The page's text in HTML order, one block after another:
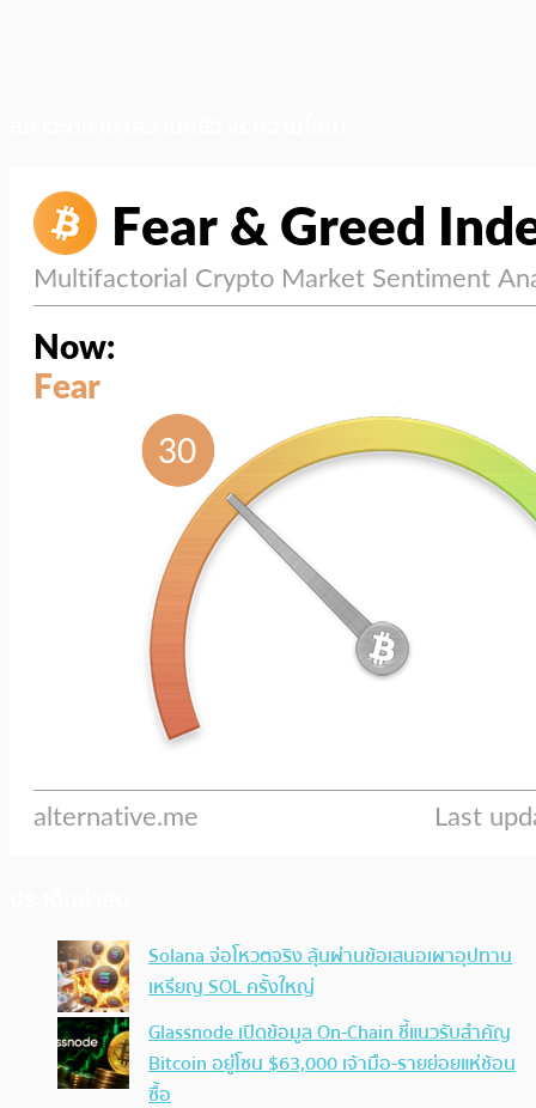
Solana จ่อโหวตจริง ลุ้นผ่านข้อเสนอเผาอุปทาน
เหรียญ SOL ครั้งใหญ่
Glassnode เปิดข้อมูล On-Chain ชี้แนวรับสำคัญ
Bitcoin อยู่โซน $63,000 เจ้ามือ-รายย่อยแห่ช้อน
ซื้อ